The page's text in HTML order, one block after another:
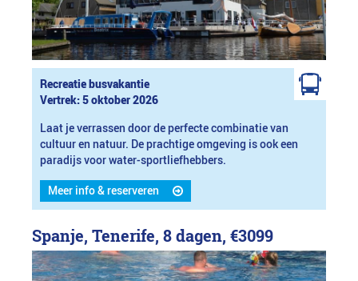
Recreatie busvakantie
Vertrek: 5 oktober 2026
Laat je verrassen door de perfecte combinatie van
cultuur en natuur. De prachtige omgeving is ook een
paradijs voor water-sportliefhebbers.
Meer info & reserveren
Spanje, Tenerife, 8 dagen, €3099